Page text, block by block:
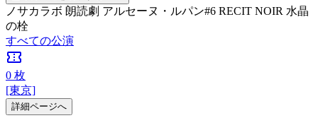
ノサカラボ 朗読劇 アルセーヌ・ルパン#6 RECIT NOIR 水晶
の栓
すべての公演
confirmation_number
0 枚
[東京]
詳細ページへ